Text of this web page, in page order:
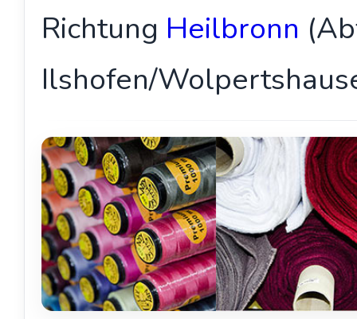
Richtung Heilbronn
Ilshofen/